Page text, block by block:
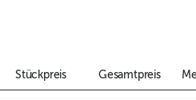
Stückpreis Gesamtpreis